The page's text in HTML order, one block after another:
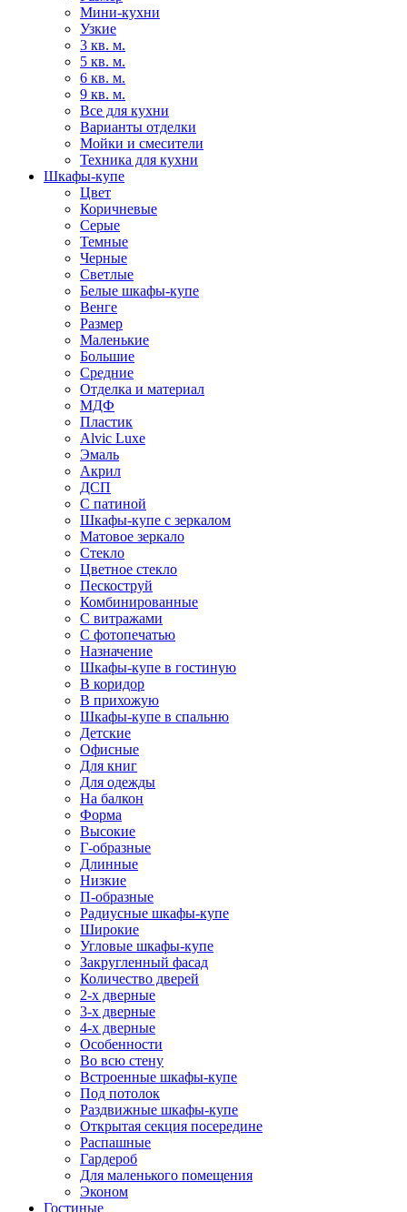
Мини-кухни
Узкие
3 кв. м.
5 кв. м.
6 кв. м.
9 кв. м.
Все для кухни
Варианты отделки
Мойки и смесители
Техника для кухни
Шкафы-купе
Цвет
Коричневые
Серые
Темные
Черные
Светлые
Белые шкафы-купе
Венге
Размер
Маленькие
Большие
Средние
Отделка и материал
МДФ
Пластик
Alvic Luxe
Эмаль
Акрил
ДСП
С патиной
Шкафы-купе с зеркалом
Матовое зеркало
Стекло
Цветное стекло
Пескоструй
Комбинированные
С витражами
С фотопечатью
Назначение
Шкафы-купе в гостиную
В коридор
В прихожую
Шкафы-купе в спальню
Детские
Офисные
Для книг
Для одежды
На балкон
Форма
Высокие
Г-образные
Длинные
Низкие
П-образные
Радиусные шкафы-купе
Широкие
Угловые шкафы-купе
Закругленный фасад
Количество дверей
2-х дверные
3-х дверные
4-х дверные
Особенности
Во всю стену
Встроенные шкафы-купе
Под потолок
Раздвижные шкафы-купе
Открытая секция посередине
Распашные
Гардероб
Для маленького помещения
Эконом
Гостиные